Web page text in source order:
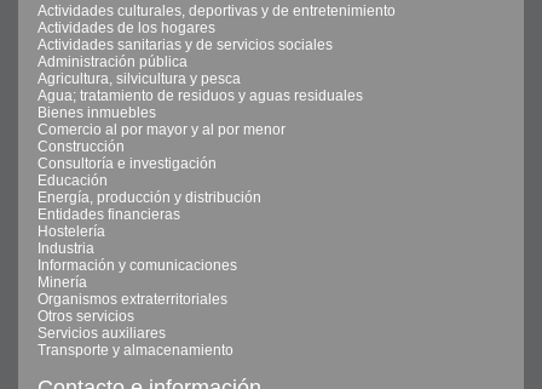
Actividades culturales, deportivas y de entretenimiento
Actividades de los hogares
Actividades sanitarias y de servicios sociales
Administración pública
Agricultura, silvicultura y pesca
Agua; tratamiento de residuos y aguas residuales
Bienes inmuebles
Comercio al por mayor y al por menor
Construcción
Consultoría e investigación
Educación
Energía, producción y distribución
Entidades financieras
Hostelería
Industria
Información y comunicaciones
Minería
Organismos extraterritoriales
Otros servicios
Servicios auxiliares
Transporte y almacenamiento